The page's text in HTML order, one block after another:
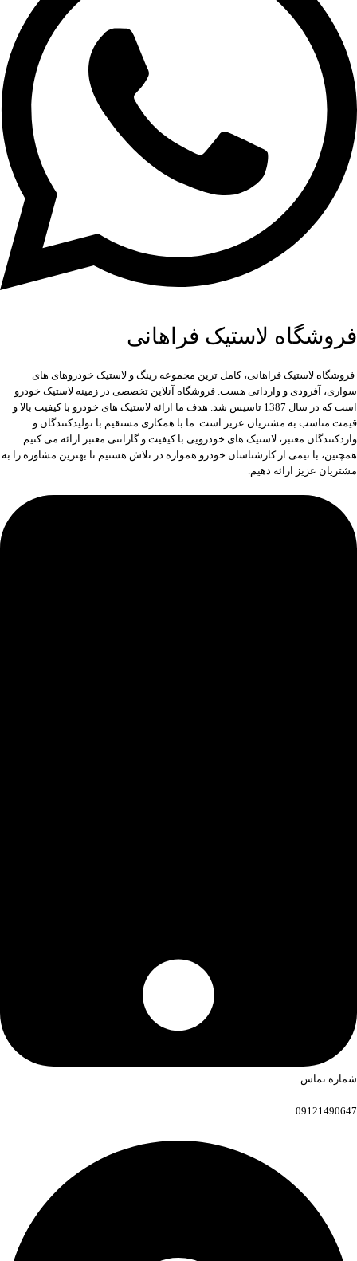
فروشگاه لاستیک فراهانی
فروشگاه لاستیک فراهانی، کامل ترین مجموعه رینگ و لاستیک خودروهای های
سواری، آفرودی و وارداتی هست. فروشگاه آنلاین تخصصی در زمینه لاستیک خودرو
است که در سال 1387 تاسیس شد. هدف ما ارائه لاستیک های خودرو با کیفیت بالا و
قیمت مناسب به مشتریان عزیز است. ما با همکاری مستقیم با تولیدکنندگان و
واردکنندگان معتبر، لاستیک های خودرویی با کیفیت و گارانتی معتبر ارائه می کنیم.
همچنین، با تیمی از کارشناسان خودرو همواره در تلاش هستیم تا بهترین مشاوره را به
مشتریان عزیز ارائه دهیم.
شماره تماس
09121490647